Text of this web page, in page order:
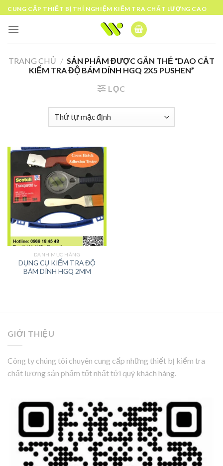
Skip
to
content
CUNG CẤP THIẾT BỊ THÍ NGHIỆM KIỂM TRA CHẤT LƯỢNG CAO
TRANG CHỦ / SẢN PHẨM ĐƯỢC GẮN THẺ “DAO CẮT
KIỂM TRA ĐỘ BÁM DÍNH HGQ 2X5 PUSHEN”
LỌC
DANH MỤC HÃNG
DỤNG CỤ KIỂM TRA ĐỘ
BÁM DÍNH HGQ 2MM
GIỚI THIỆU
Công ty chúng tôi chuyên cung cấp những thiết bị kiểm tra
chất lượng sản phẩm tốt nhất tới quý khách hàng.